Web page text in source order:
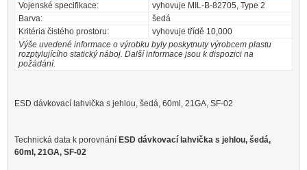
Vojenské specifikace:
vyhovuje MIL-B-82705, Type 2
Barva:
šedá
Kritéria čistého prostoru:
vyhovuje třídě 10,000
Výše uvedené informace o výrobku byly poskytnuty výrobcem plastu
rozptylujícího statický náboj. Další informace jsou k dispozici na
požádání.
ESD dávkovací lahvička s jehlou, šedá, 60ml, 21GA, SF-02
Technická data k porovnání ESD dávkovací lahvička s jehlou, šedá,
60ml, 21GA, SF-02